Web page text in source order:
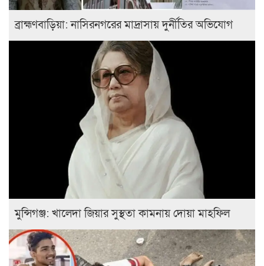
ব্রাহ্মণবাড়িয়া: নাসিরনগরের মাদ্রাসায় দুর্নীতির অভিযোগ
মুন্সিগঞ্জ: খালেদা জিয়ার সুস্থতা কামনায় দোয়া মাহফিল